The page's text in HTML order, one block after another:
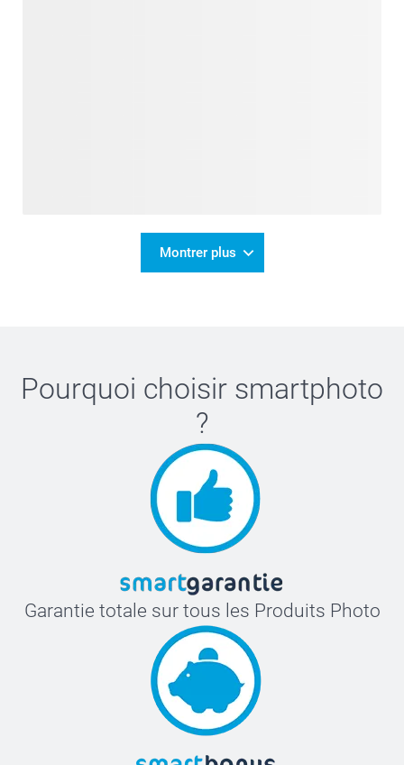
Montrer plus
Pourquoi choisir smartphoto
?
Garantie totale sur tous les Produits Photo